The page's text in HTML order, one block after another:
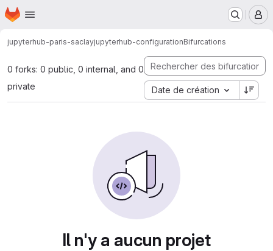
Passer au contenu principal
Page d'accueil
jupyterhub-paris-saclayjupyterhub-configurationBifurcations
0 forks: 0 public, 0 internal, and 0
private
Date de création
Il n'y a aucun projet